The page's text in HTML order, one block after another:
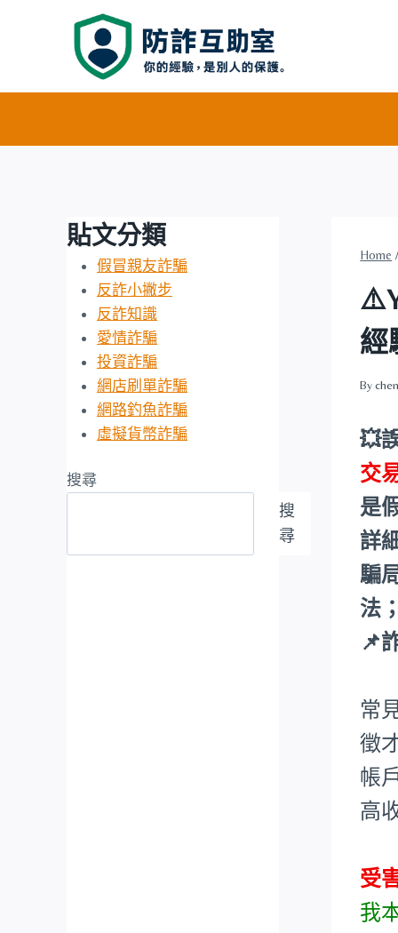
Home
經
By
💥
交
是
詳
騙
法
📌
常
徵
帳
高
受
我
貼文分類
假冒親友詐騙
反詐小撇步
反詐知識
愛情詐騙
投資詐騙
網店刷單詐騙
網路釣魚詐騙
虛擬貨幣詐騙
搜尋
搜
尋